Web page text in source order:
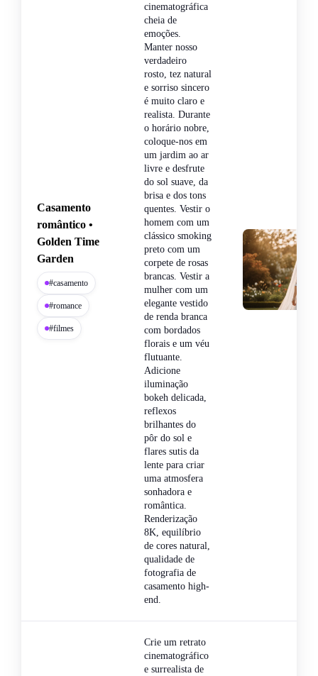
Casamento
romântico •
Golden Time
Garden
#casamento
#romance
#filmes
cinematográfica
cheia de
emoções.
Manter nosso
verdadeiro
rosto, tez natural
e sorriso sincero
é muito claro e
realista. Durante
o horário nobre,
coloque-nos em
um jardim ao ar
livre e desfrute
do sol suave, da
brisa e dos tons
quentes. Vestir o
homem com um
clássico smoking
preto com um
corpete de rosas
brancas. Vestir a
mulher com um
elegante vestido
de renda branca
com bordados
florais e um véu
flutuante.
Adicione
iluminação
bokeh delicada,
reflexos
brilhantes do
pôr do sol e
flares sutis da
lente para criar
uma atmosfera
sonhadora e
romântica.
Renderização
8K, equilíbrio
de cores natural,
qualidade de
fotografia de
casamento high-
end.
Crie um retrato
cinematográfico
e surrealista de